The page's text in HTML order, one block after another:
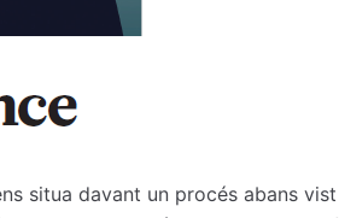
situa davant un procés abans